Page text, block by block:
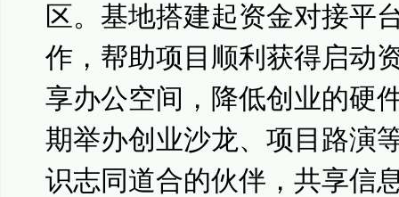
区。基地搭建起资金对接平
作，帮助项目顺利获得启动
享办公空间，降低创业的硬
期举办创业沙龙、项目路演
识志同道合的伙伴，共享信